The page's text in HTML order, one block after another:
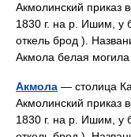
Акмолинский приказ
1830 г. на р. Ишим, у
откель брод ).
Акмола белая
Акмола — столица
Акмолинский приказ
1830 г. на р. Ишим, у